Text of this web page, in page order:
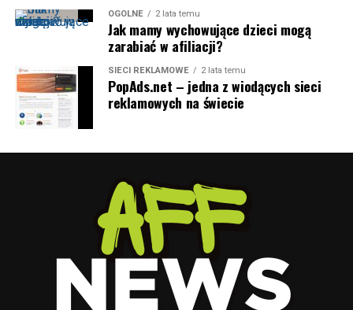
OGÓLNE 2 lata temu
Jak mamy wychowujące dzieci mogą
zarabiać w afiliacji?
SIECI REKLAMOWE 2 lata temu
PopAds.net – jedna z wiodących sieci
reklamowych na świecie